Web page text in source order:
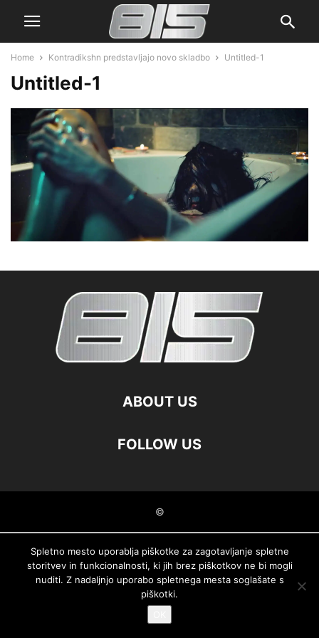
Home Kontradikshn predstavljajo novo skladbo Untitled-1
Untitled-1
ABOUT US
FOLLOW US
©
Spletno mesto uporablja piškotke za zagotavljanje spletne
storitvev in funkcionalnosti, ki jih brez piškotkov ne bi mogli
nuditi. Z nadaljnjo uporabo spletnega mesta soglašate s
piškotki.